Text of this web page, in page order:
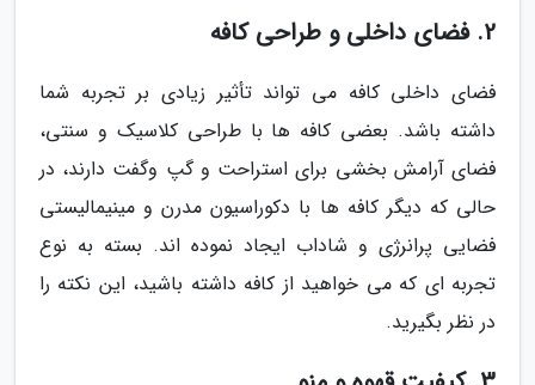
2. فضای داخلی و طراحی کافه
فضای داخلی کافه می تواند تأثیر زیادی بر تجربه شما
داشته باشد. بعضی کافه ها با طراحی کلاسیک و سنتی،
فضای آرامش بخشی برای استراحت و گپ وگفت دارند، در
حالی که دیگر کافه ها با دکوراسیون مدرن و مینیمالیستی
فضایی پرانرژی و شاداب ایجاد نموده اند. بسته به نوع
تجربه ای که می خواهید از کافه داشته باشید، این نکته را
در نظر بگیرید.